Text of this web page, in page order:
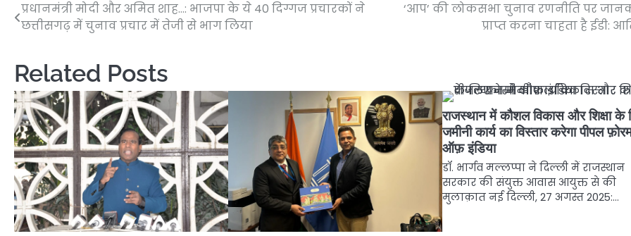
Post
navigation
प्रधानमंत्री मोदी और अमित शाह…: भाजपा के ये 40 दिग्गज प्रचारकों ने
छत्तीसगढ़ में चुनाव प्रचार में तेजी से भाग लिया
‘आप’ की लोकसभा चुनाव रणनीति पर
प्राप्त करना चाहता है ईडी:
Related Posts
राजस्थान में कौशल विकास और शिक्षा के
जमीनी कार्य का विस्तार करेगा पीपल
ऑफ़ इंडिया
डॉ. भार्गव मल्लप्पा ने दिल्ली में राजस्थान
सरकार की संयुक्त आवास आयुक्त से की
मुलाक़ात नई दिल्ली, 27 अगस्त 2025:…